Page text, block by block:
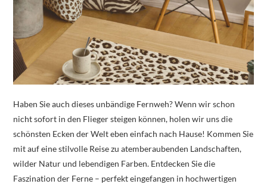
Haben Sie auch dieses unbändige Fernweh? Wenn wir schon
nicht sofort in den Flieger steigen können, holen wir uns die
schönsten Ecken der Welt eben einfach nach Hause! Kommen Sie
mit auf eine stilvolle Reise zu atemberaubenden Landschaften,
wilder Natur und lebendigen Farben. Entdecken Sie die
Faszination der Ferne – perfekt eingefangen in hochwertigen